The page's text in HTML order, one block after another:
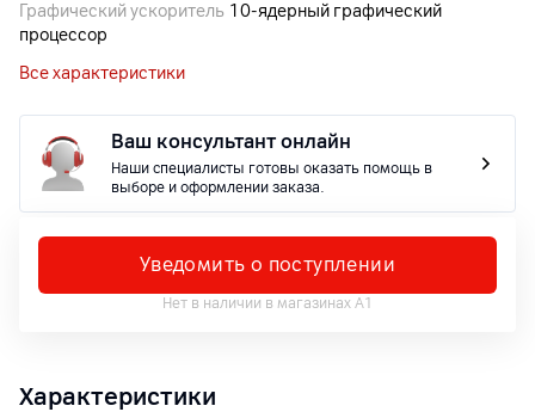
Графический ускоритель 10‑ядерный графический
процессор
Все характеристики
Ваш консультант онлайн
Наши специалисты готовы оказать помощь в
выборе и оформлении заказа.
Уведомить о поступлении
Нет в наличии в магазинах А1
Характеристики